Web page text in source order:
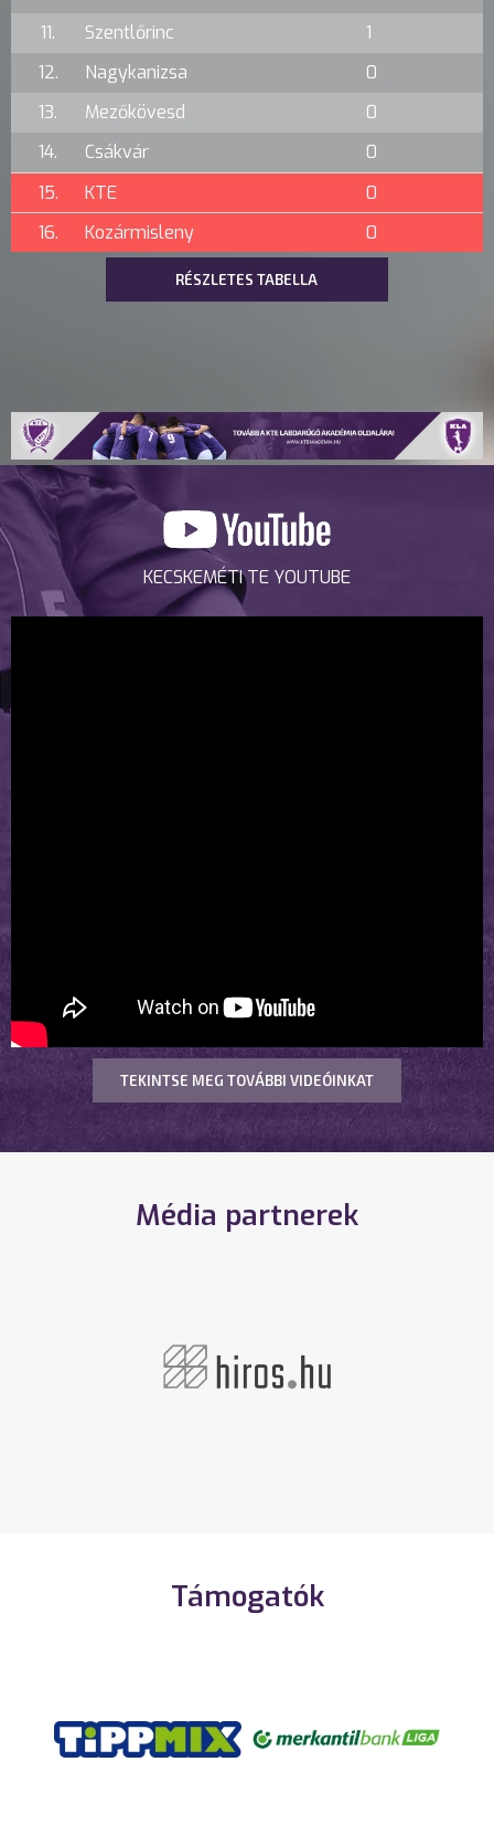
11.
Szentlőrinc
1
12.
Nagykanizsa
0
13.
Mezőkövesd
0
14.
Csákvár
0
15.
KTE
0
16.
Kozármisleny 0
RÉSZLETES TABELLA
KECSKEMÉTI TE YOUTUBE
TEKINTSE MEG TOVÁBBI VIDEÓINKAT
Média partnerek
Támogatók